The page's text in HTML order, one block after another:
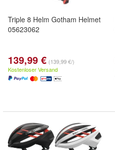
Triple 8 Helm Gotham Helmet
05623062
139,99 € (139,99 €/)
Kostenloser Versand